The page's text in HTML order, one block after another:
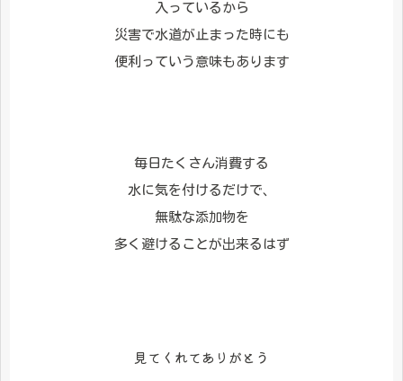
入っているから
災害で水道が止まった時にも
便利っていう意味もあります
毎日たくさん消費する
水に気を付けるだけで、
無駄な添加物を
多く避けることが出来るはず
見てくれてありがとう